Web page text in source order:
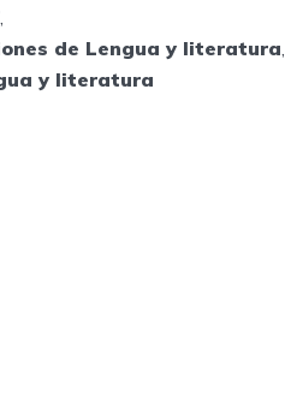
,
de Lengua y literatura,
y literatura